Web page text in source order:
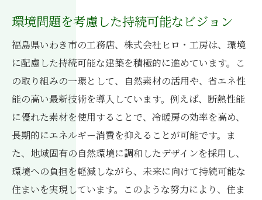
環境問題を考慮した持続可能なビジョン
福島県いわき市の工務店、株式会社ヒロ・工房は、環境
に配慮した持続可能な建築を積極的に進めています。こ
の取り組みの一環として、自然素材の活用や、省エネ性
能の高い最新技術を導入しています。例えば、断熱性能
に優れた素材を使用することで、冷暖房の効率を高め、
長期的にエネルギー消費を抑えることが可能です。ま
た、地域固有の自然環境に調和したデザインを採用し、
環境への負担を軽減しながら、未来に向けて持続可能な
住まいを実現しています。このような努力により、住ま